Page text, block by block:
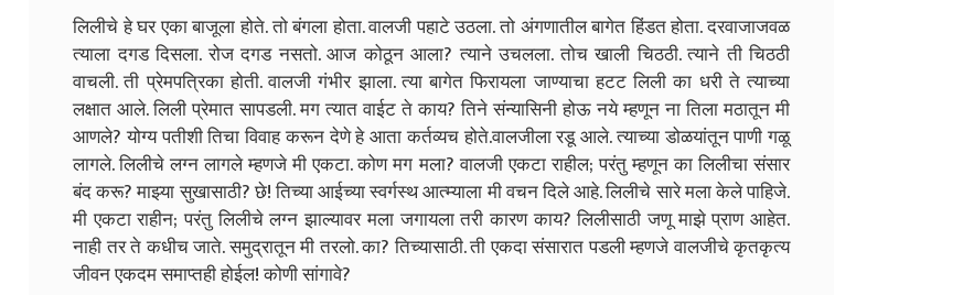
लिलीचे हे घर एका बाजूला होते. तो बंगला होता. वालजी पहाटे उठला. तो अंगणातील बागेत हिंडत होता. दरवाजाजवळ
त्याला दगड दिसला. रोज दगड नसतो. आज कोठून आला?त्याने उचलला. तोच खाली चिठठी. त्याने ती चिठठी
वाचली. ती प्रेमपत्रिका होती. वालजी गंभीर झाला. त्या बागेत फिरायला जाण्याचा हटट लिली का धरी ते त्याच्या
लक्षात आले. लिली प्रेमात सापडली. मग त्यात वाईट ते काय?तिने संन्यासिनी होऊ नये म्हणून ना तिला मठातून मी
आणले?योग्य पतीशी तिचा विवाह करून देणे हे आता कर्तव्यचहोते.वालजीला रडू आले. त्याच्या डोळयांतून पाणी गळू
लागले. लिलीचे लग्न लागले म्हणजे मी एकटा. कोण मग मला?वालजी एकटा राहील;परंतु म्हणून का लिलीचा संसार
बंद करू?माझ्या सुखासाठी?छे! तिच्या आईच्या स्वर्गस्थ आत्म्याला मी वचन दिले आहे. लिलीचे सारे मला केले पाहिजे.
मी एकटा राहीन;परंतु लिलीचे लग्न झाल्यावर मला जगायला तरी कारण काय?लिलीसाठी जणू माझे प्राण आहेत.
नाही तर ते कधीच जाते. समुद्रातून मी तरलो. का?तिच्यासाठी. ती एकदा संसारात पडली म्हणजे वालजीचे कृतकृत्य
जीवन एकदम समाप्तही होईल! कोणी सांगावे?